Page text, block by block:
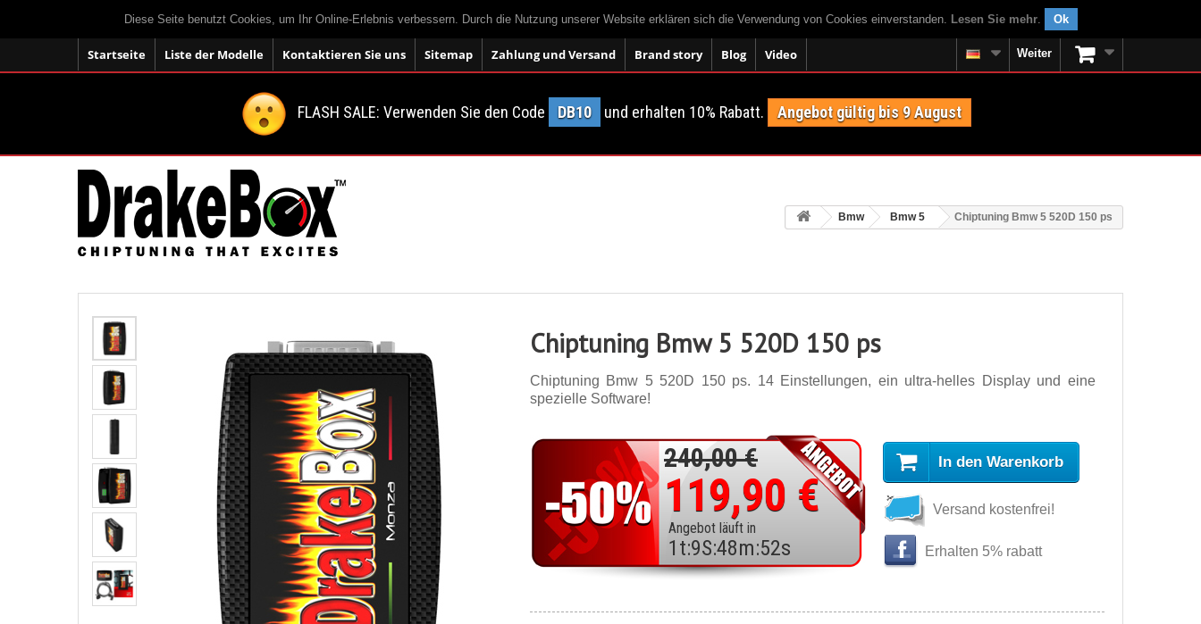
Diese Seite benutzt Cookies, um Ihr Online-Erlebnis verbessern. Durch die Nutzung unserer Website erklären sich die Verwendung von Cookies einverstanden. Lesen Sie mehr. Ok
Startseite Liste der Modelle Kontaktieren Sie uns Sitemap Zahlung und Versand Brand story Blog Video Weiter
FLASH SALE: Verwenden Sie den Code DB10 und erhalten 10% Rabatt. Angebot gültig bis 9 August
Bmw Bmw 5 Chiptuning Bmw 5 520D 150 ps
Chiptuning Bmw 5 520D 150 ps
Chiptuning Bmw 5 520D 150 ps. 14 Einstellungen, ein ultra-helles Display und eine
spezielle Software!
240,00 €
119,90 €
Angebot läuft in
1 t:9S:48m:50s
In den Warenkorb
Versand kostenfrei!
Erhalten 5% rabatt